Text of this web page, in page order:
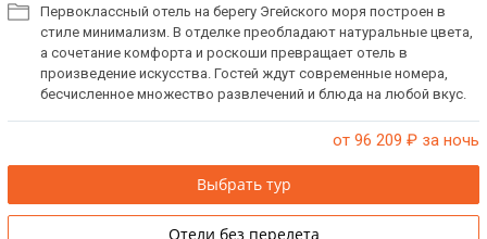
Первоклассный отель на берегу Эгейского моря построен в
стиле минимализм. В отделке преобладают натуральные цвета,
а сочетание комфорта и роскоши превращает отель в
произведение искусства. Гостей ждут современные номера,
бесчисленное множество развлечений и блюда на любой вкус.
от 96 209 ₽ за ночь
Выбрать тур
Отели без перелета